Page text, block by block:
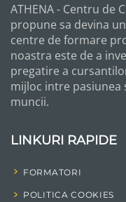
ATHENA - Centru de
propune sa devina
centre de formare
noastra este de a
pregatire a
mijloc intre pasiunea
muncii.
LINKURI RAPIDE
FORMATORI
POLITICA COOKIES